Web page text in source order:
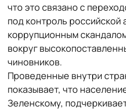
что это связано с
под контроль российской
коррупционным
вокруг
чиновников.
Проведенные внутри
показывает, что
Зеленскому,